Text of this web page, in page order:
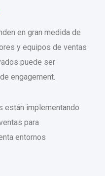
en gran medida de
y equipos de ventas
puede ser
engagement.
están implementando
para
entornos